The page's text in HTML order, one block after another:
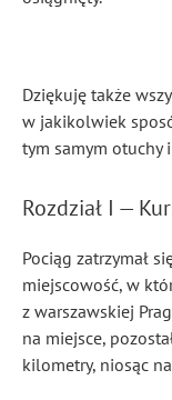
Dziękuję także
w jakikolwiek
tym samym otuchy i
Rozdział I —
Pociąg zatrzymał
miejscowość, w
z warszawskiej
na miejsce,
kilometry, niosąc